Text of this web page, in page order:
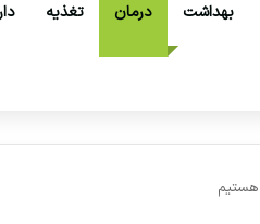
بهداشت درمان تغذیه
هستیم